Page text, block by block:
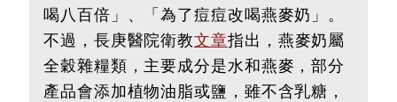
喝八百倍」、「為了痘痘改喝燕麥奶」。
不過，長庚醫院衛教文章指出，燕麥奶屬
全穀雜糧類，主要成分是水和燕麥，部分
產品會添加植物油脂或鹽，雖不含乳糖，